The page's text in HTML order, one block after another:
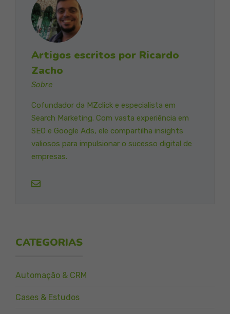
Artigos escritos por Ricardo
Zacho
Sobre
Cofundador da MZclick e especialista em
Search Marketing. Com vasta experiência em
SEO e Google Ads, ele compartilha insights
valiosos para impulsionar o sucesso digital de
empresas.
CATEGORIAS
Automação & CRM
Cases & Estudos